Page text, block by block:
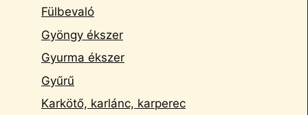
Fülbevaló
Gyöngy ékszer
Gyurma ékszer
Gyűrű
Karkötő, karlánc, karperec